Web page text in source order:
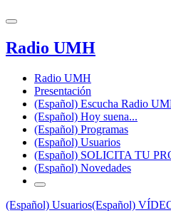
Radio UMH
Radio UMH
Presentación
(Español) Escucha Radio
(Español) Hoy suena...
(Español) Programas
(Español) Usuarios
(Español) SOLICITA TU
(Español) Novedades
(Español) Usuarios(Español)